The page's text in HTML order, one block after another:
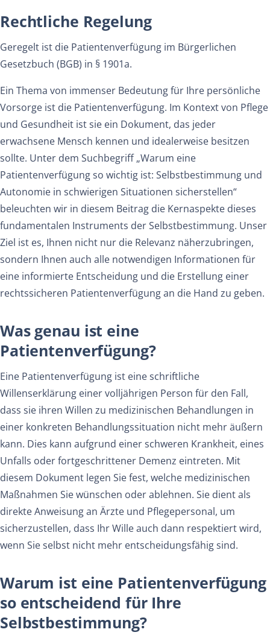
Rechtliche Regelung
Geregelt ist die Patientenverfügung im Bürgerlichen
Gesetzbuch (BGB) in § 1901a.
Ein Thema von immenser Bedeutung für Ihre persönliche
Vorsorge ist die Patientenverfügung. Im Kontext von Pflege
und Gesundheit ist sie ein Dokument, das jeder
erwachsene Mensch kennen und idealerweise besitzen
sollte. Unter dem Suchbegriff „Warum eine
Patientenverfügung so wichtig ist: Selbstbestimmung und
Autonomie in schwierigen Situationen sicherstellen“
beleuchten wir in diesem Beitrag die Kernaspekte dieses
fundamentalen Instruments der Selbstbestimmung. Unser
Ziel ist es, Ihnen nicht nur die Relevanz näherzubringen,
sondern Ihnen auch alle notwendigen Informationen für
eine informierte Entscheidung und die Erstellung einer
rechtssicheren Patientenverfügung an die Hand zu geben.
Was genau ist eine
Patientenverfügung?
Eine Patientenverfügung ist eine schriftliche
Willenserklärung einer volljährigen Person für den Fall,
dass sie ihren Willen zu medizinischen Behandlungen in
einer konkreten Behandlungssituation nicht mehr äußern
kann. Dies kann aufgrund einer schweren Krankheit, eines
Unfalls oder fortgeschrittener Demenz eintreten. Mit
diesem Dokument legen Sie fest, welche medizinischen
Maßnahmen Sie wünschen oder ablehnen. Sie dient als
direkte Anweisung an Ärzte und Pflegepersonal, um
sicherzustellen, dass Ihr Wille auch dann respektiert wird,
wenn Sie selbst nicht mehr entscheidungsfähig sind.
Warum ist eine Patientenverfügung
so entscheidend für Ihre
Selbstbestimmung?